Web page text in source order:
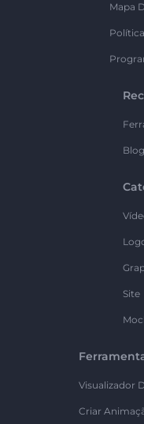
Mapa
Blog
Site
Visualizador
Criar